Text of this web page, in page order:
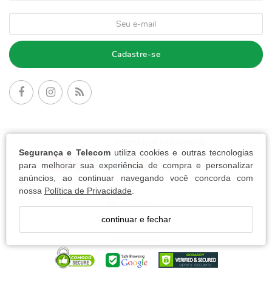
Segurança e Telecomutiliza cookies e outras tecnologias
para melhorar sua experiência de compra e personalizar
anúncios, ao continuar navegando você concorda com
nossa Política de Privacidade
continuar e fechar
Cadastre-se